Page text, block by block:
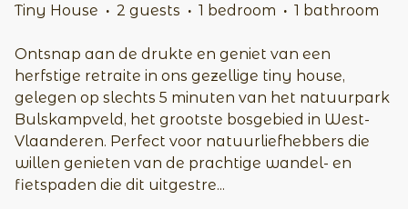
Tiny House · 2 guests · 1 bedroom · 1 bathroom
Ontsnap aan de drukte en geniet van een
herfstige retraite in ons gezellige tiny house,
gelegen op slechts 5 minuten van het natuurpark
Bulskampveld, het grootste bosgebied in West-
Vlaanderen. Perfect voor natuurliefhebbers die
willen genieten van de prachtige wandel- en
fietspaden die dit uitgestre...